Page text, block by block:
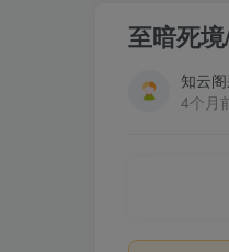
至暗死
知云
4个月